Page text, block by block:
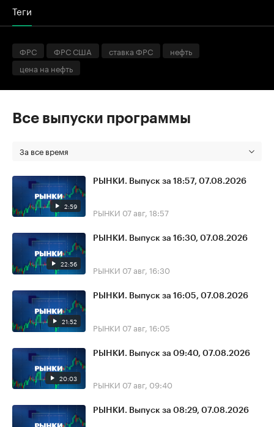
Теги
ФРС ФРС США ставка ФРС
нефть
цена на нефть
Все выпуски программы
За все время
2:59
РЫНКИ. Выпуск за 18:57, 07.08.2026
РЫНКИ 07 авг, 18:57
22:56
РЫНКИ. Выпуск за 16:30, 07.08.2026
РЫНКИ 07 авг, 16:30
21:52
РЫНКИ. Выпуск за 16:05, 07.08.2026
РЫНКИ 07 авг, 16:05
20:03
РЫНКИ. Выпуск за 09:40, 07.08.2026
РЫНКИ 07 авг, 09:40
РЫНКИ. Выпуск за 08:29, 07.08.2026